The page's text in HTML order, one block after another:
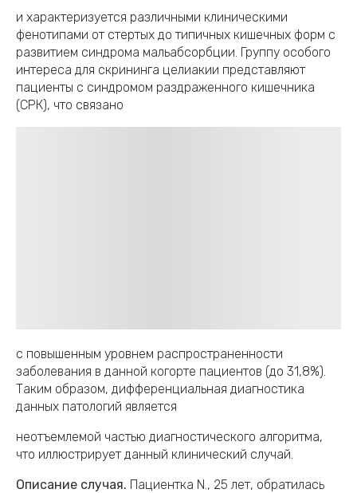
и характеризуется различными клиническими
фенотипами от стертых до типичных кишечных форм с
развитием синдрома мальабсорбции. Группу особого
интереса для скрининга целиакии представляют
пациенты с синдромом раздраженного кишечника
(СРК), что связано
с повышенным уровнем распространенности
заболевания в данной когорте пациентов (до 31,8%).
Таким образом, дифференциальная диагностика
данных патологий является
неотъемлемой частью диагностического алгоритма,
что иллюстрирует данный клинический случай.
Описание случая. Пациентка N., 25 лет, обратилась